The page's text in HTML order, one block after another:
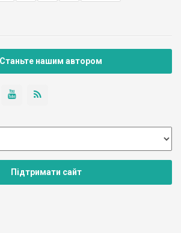
Станьте нашим автором
Підтримати сайт